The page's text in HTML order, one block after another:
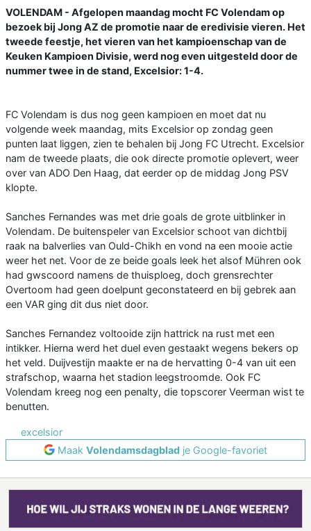
VOLENDAM - Afgelopen maandag mocht FC Volendam op
bezoek bij Jong AZ de promotie naar de eredivisie vieren. Het
tweede feestje, het vieren van het kampioenschap van de
Keuken Kampioen Divisie, werd nog even uitgesteld door de
nummer twee in de stand, Excelsior: 1-4.
FC Volendam is dus nog geen kampioen en moet dat nu
volgende week maandag, mits Excelsior op zondag geen
punten laat liggen, zien te behalen bij Jong FC Utrecht. Excelsior
nam de tweede plaats, die ook directe promotie oplevert, weer
over van ADO Den Haag, dat eerder op de middag Jong PSV
klopte.
Sanches Fernandes was met drie goals de grote uitblinker in
Volendam. De buitenspeler van Excelsior schoot van dichtbij
raak na balverlies van Ould-Chikh en vond na een mooie actie
weer het net. Voor de ze beide goals leek het alsof Mühren ook
had gwscoord namens de thuisploeg, doch grensrechter
Overtoom had geen doelpunt geconstateerd en bij gebrek aan
een VAR ging dit dus niet door.
Sanches Fernandez voltooide zijn hattrick na rust met een
intikker. Hierna werd het duel even gestaakt wegens bekers op
het veld. Duijvestijn maakte er na de hervatting 0-4 van uit een
strafschop, waarna het stadion leegstroomde. Ook FC
Volendam kreeg nog een penalty, die topscorer Veerman wist te
benutten.
excelsior
Maak Volendamsdagblad je Google-favoriet